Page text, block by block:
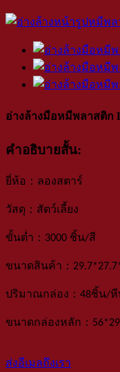
อ่างล้างมือหมีพลาสติก
คำอธิบายสั้น:
ยี่ห้อ ： ลองสตาร์
วัสดุ ： สัตว์เลี้ยง
ขั้นต่ำ ： 3000 ชิ้น/สี
ขนาดสินค้า ：
ปริมาณกล่อง ： 48ชิ้น/หี
ขนาดกล่องหลัก ：
ส่งอีเมลถึงเรา